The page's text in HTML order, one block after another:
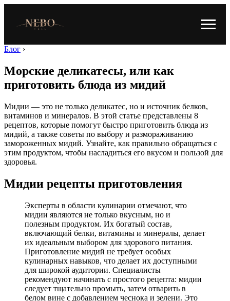
Блог ›
Морские деликатесы, или как
приготовить блюда из мидий
Мидии — это не только деликатес, но и источник белков,
витаминов и минералов. В этой статье представлены 8
рецептов, которые помогут быстро приготовить блюда из
мидий, а также советы по выбору и размораживанию
замороженных мидий. Узнайте, как правильно обращаться с
этим продуктом, чтобы насладиться его вкусом и пользой для
здоровья.
Мидии рецепты приготовления
Эксперты в области кулинарии отмечают, что
мидии являются не только вкусным, но и
полезным продуктом. Их богатый состав,
включающий белки, витамины и минералы, делает
их идеальным выбором для здорового питания.
Приготовление мидий не требует особых
кулинарных навыков, что делает их доступными
для широкой аудитории. Специалисты
рекомендуют начинать с простого рецепта: мидии
следует тщательно промыть, затем отварить в
белом вине с добавлением чеснока и зелени. Это